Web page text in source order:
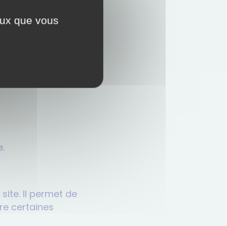
Il permet de
certaines
que vous